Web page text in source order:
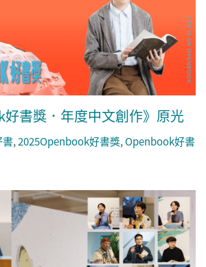
書獎．年度中文創作》原光
書,2025Openbook好書獎,Openbook好書